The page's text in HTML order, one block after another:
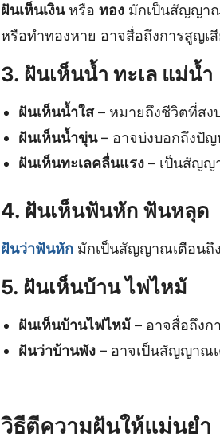
ฝันเห็นเงินหรือ ทอง มักเป็นสัญญา
หรือทำทองหาย อาจสื่อถึงการสูญเสี
3. ฝันเห็นน้ำ ทะเล แม่น้ำ
ฝันเห็นน้ำใส– หมายถึงชีวิตที่สง
ฝันเห็นน้ำขุ่น– อาจบ่งบอกถึงปั
ฝันเห็นทะเลคลื่นแรง– เป็นสัญญ
4. ฝันเห็นฟันหัก ฟันหลุด
ฝันว่าฟันหัก มักเป็นสัญญาณเตือนถึง
5. ฝันเห็นบ้าน ไฟไหม้
ฝันเห็นบ้านไฟไหม้– อาจสื่อถึงก
ฝันว่าบ้านพัง– อาจเป็นสัญญาณเ
วิธีตีความฝันให้แม่นยำ